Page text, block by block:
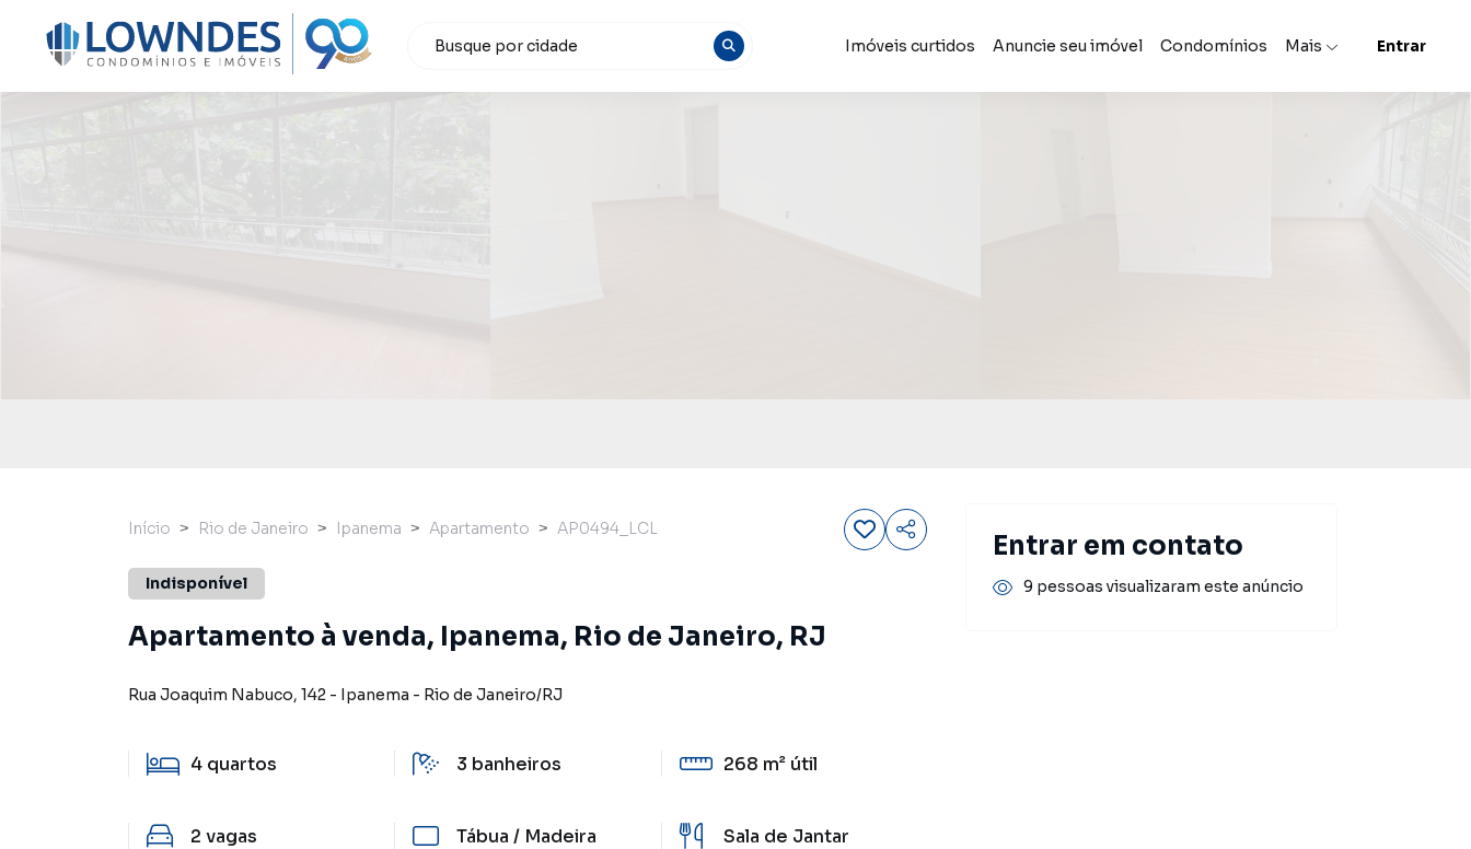
Imóveis curtidos Anuncie seu imóvel Condomínios Mais Entrar
Início Rio de Janeiro Ipanema Apartamento AP0494_LCL
Indisponível
Apartamento à venda, Ipanema, Rio de Janeiro, RJ
Rua Joaquim Nabuco, 142 - Ipanema - Rio de Janeiro/RJ
4 quartos 3 banheiros 268 m² útil
2 vagas Tábua / Madeira Sala de Jantar
Entrar em contato
9 pessoas visualizaram este anúncio